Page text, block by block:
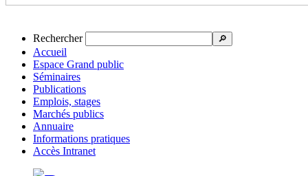
Rechercher 🔎
Accueil
Espace Grand public
Séminaires
Publications
Emplois, stages
Marchés publics
Annuaire
Informations pratiques
Accès Intranet